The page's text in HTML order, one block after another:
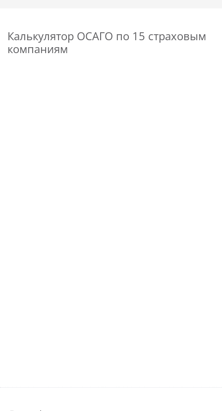
Калькулятор ОСАГО по 15 страховым
компаниям